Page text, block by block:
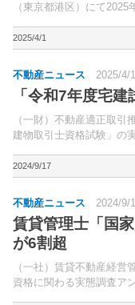
（東京都港区）にて
期等について議決・承認
2025/4/1
不動産ニュース 2025/4/1
「令和7年度宅
（一財）不動産適正取
建物取引士資格試験」の
2024/9/17
不動産ニュース 2024/9/
賃貸管理士「国
が6割超
（一社）賃貸不動産経
資格に関わる実態調査ア